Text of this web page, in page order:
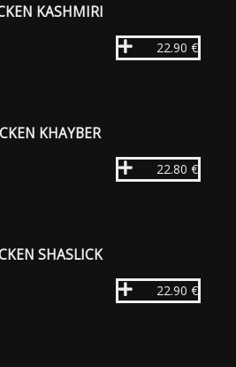
KASHMIRI
22.90 €
KHAYBER
22.80 €
SHASLICK
22.90 €